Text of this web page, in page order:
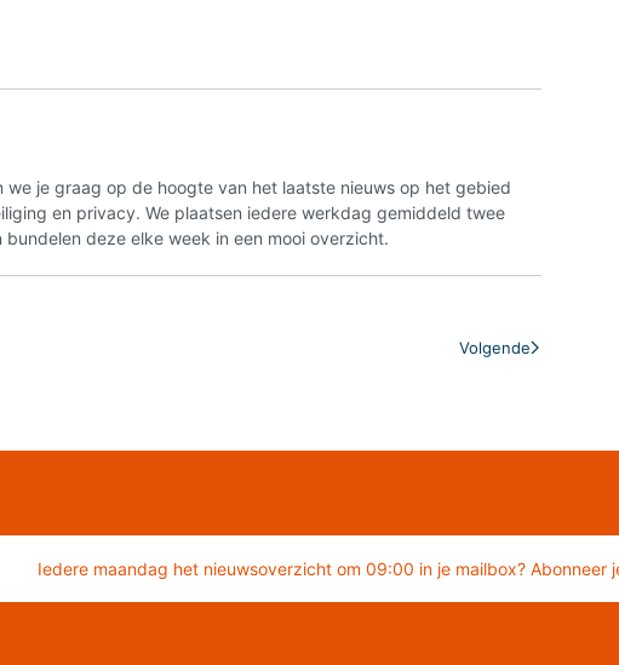
we je graag op de hoogte van het laatste nieuws op het gebied
en privacy. We plaatsen iedere werkdag gemiddeld twee
bundelen deze elke week in een mooi overzicht.
Volgende
Iedere maandag het nieuwsoverzicht om 09:00 in je mailbox? Abonneer